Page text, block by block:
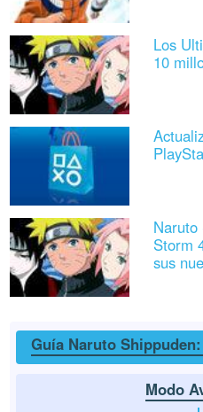
Los
10
Naruto
Storm
sus
Guía Naruto
Modo